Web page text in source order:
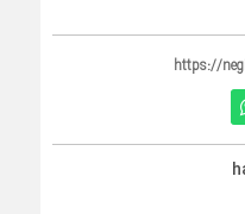
https://